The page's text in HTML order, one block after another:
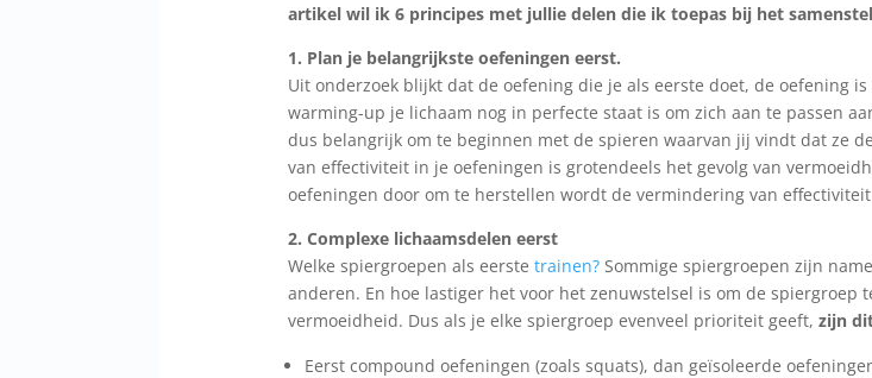
artikel wil ik 6 principes met jullie delen die ik toepas bij het
1. Plan je belangrijkste oefeningen eerst.
Uit onderzoek blijkt dat de oefening die je als eerste doet, de oefening
warming-up je lichaam nog in perfecte staat is om zich aan te passen
dus belangrijk om te beginnen met de spieren waarvan jij vindt dat ze
van effectiviteit in je oefeningen is grotendeels het gevolg van
oefeningen door om te herstellen wordt de vermindering van
2. Complexe lichaamsdelen eerst
Welke spiergroepen als eerste trainen?Sommige spiergroepen zijn
anderen. En hoe lastiger het voor het zenuwstelsel is om de
vermoeidheid. Dus als je elke spiergroep evenveel prioriteit geeft, zijn
Eerst compound oefeningen (zoals squats), dan geïsoleerde